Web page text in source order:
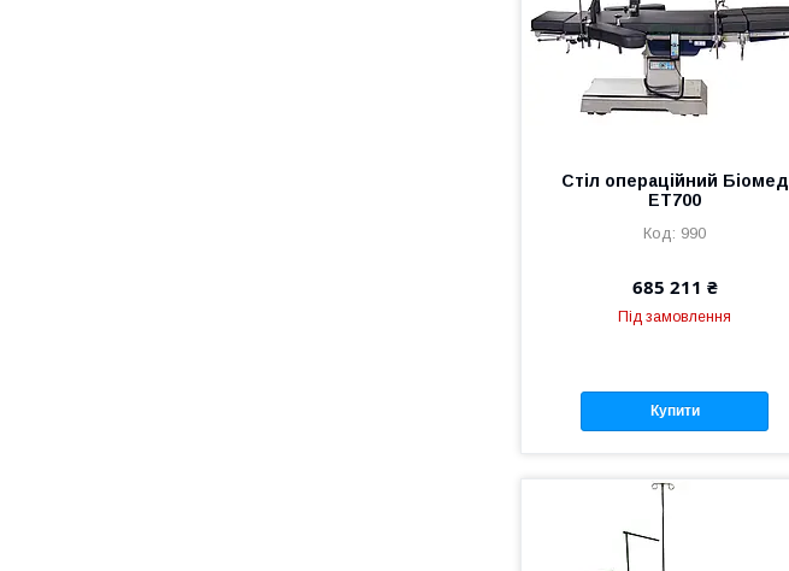
Стіл операційний Біомед
ЕТ700
990
685 211 ₴
Під замовлення
Купити